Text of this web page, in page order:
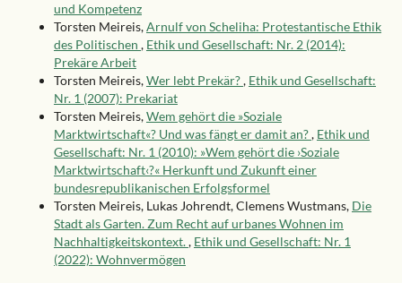
und Kompetenz
Torsten Meireis,Arnulf von Scheliha: Protestantische Ethik
des Politischen , Ethik und Gesellschaft: Nr. 2 (2014):
Prekäre Arbeit
Torsten Meireis,Wer lebt Prekär?, Ethik und Gesellschaft:
Nr. 1 (2007): Prekariat
Torsten Meireis,Wem gehört die »Soziale
Marktwirtschaft«? Und was fängt er damit an?, Ethik und
Gesellschaft: Nr. 1 (2010): »Wem gehört die ›Soziale
Marktwirtschaft‹?« Herkunft und Zukunft einer
bundesrepublikanischen Erfolgsformel
Torsten Meireis, Lukas Johrendt, Clemens Wustmans, Die
Stadt als Garten. Zum Recht auf urbanes Wohnen im
Nachhaltigkeitskontext., Ethik und Gesellschaft: Nr. 1
(2022): Wohnvermögen